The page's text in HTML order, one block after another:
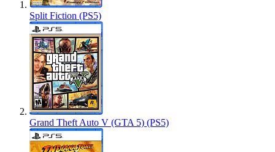
Split Fiction (PS5)
Grand Theft Auto V (GTA 5) (PS5)